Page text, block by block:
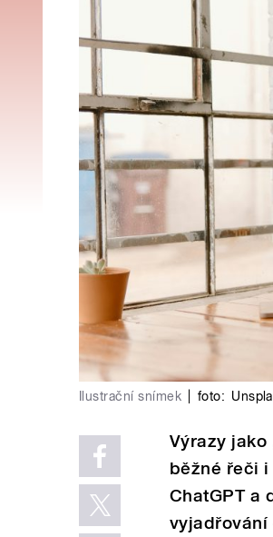
Ilustrační snímek foto:
Výrazy jako
běžné řeči
ChatGPT a
vyjadřování